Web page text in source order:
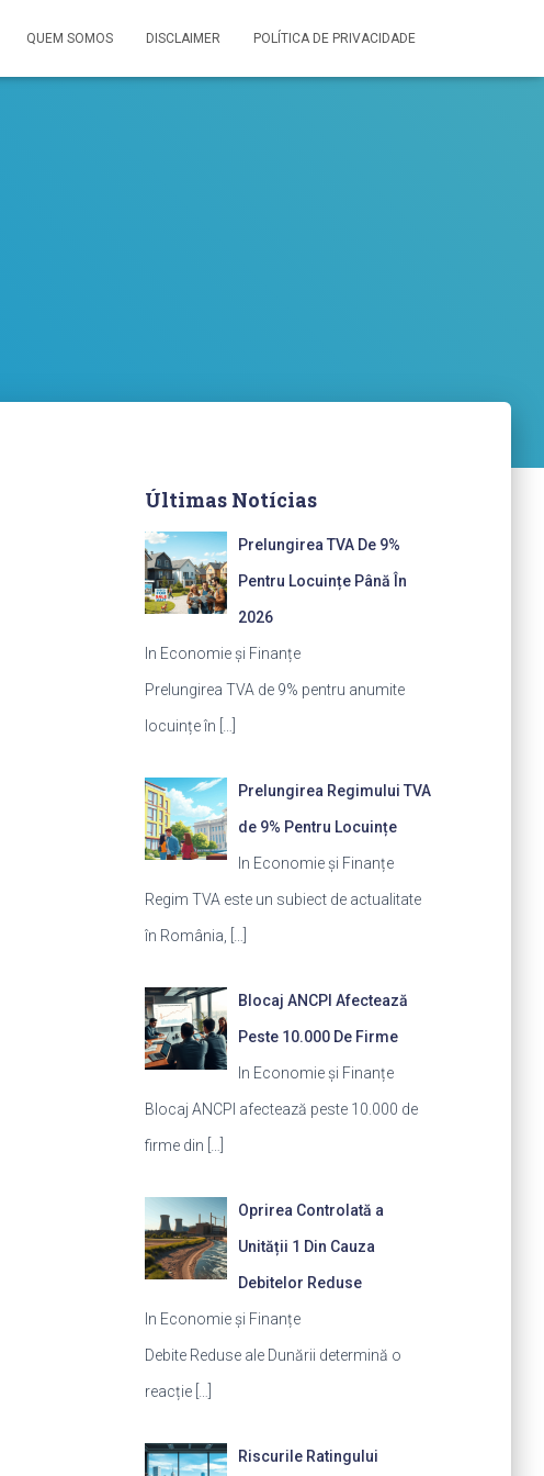
QUEM SOMOS DISCLAIMER POLÍTICA DE PRIVACIDADE
Últimas Notícias
Prelungirea TVA De 9%
Pentru Locuințe Până În
2026
In Economie și Finanțe
Prelungirea TVA de 9% pentru anumite
locuințe în
Prelungirea Regimului TVA
de 9% Pentru Locuințe
In Economie și Finanțe
Regim TVA este un subiect de actualitate
în România,
Blocaj ANCPI Afectează
Peste 10.000 De Firme
In Economie și Finanțe
Blocaj ANCPI afectează peste 10.000 de
firme din
Oprirea Controlată a
Unității 1 Din Cauza
Debitelor Reduse
In Economie și Finanțe
Debite Reduse ale Dunării determină o
reacție
Riscurile Ratingului